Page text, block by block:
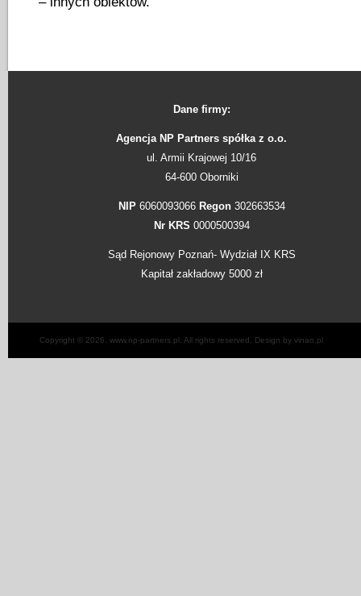
Dane firmy:
Agencja NP Partners spółka z o.o.
ul. Armii Krajowej 10/16
64-600 Oborniki
NIP6060093066 Regon302663534
Nr KRS 0000500394
Sąd Rejonowy Poznań- Wydział IX KRS
Kapitał zakładowy 5000 zł
Copyright © 2026. www.np-partners.pl. All rights reserved. Design by vinao.pl